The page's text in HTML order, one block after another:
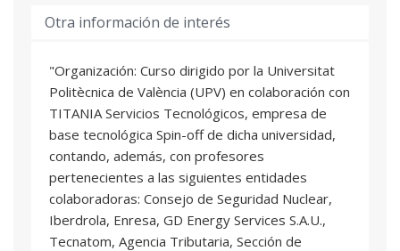
Alegria Montoro Pastor: Profesional del
04 DOSIMETRIA DE LAS RADIACIONES
1 ECTS
Juan Manuel Campayo Esteban: Profesional
del sector
Patricia Mayo Nogueira: Profesor/a Ayudante
Doctor/a
05 PROTECCION RADIOLOGICA GENERAL
Otra información de interés
"Organización: Curso dirigido por la Universitat
Politècnica de València (UPV) en colaboración con
TITANIA Servicios Tecnológicos, empresa de
base tecnológica Spin-off de dicha universidad,
contando, además, con profesores
pertenecientes a las siguientes entidades
colaboradoras: Consejo de Seguridad Nuclear,
Iberdrola, Enresa, GD Energy Services S.A.U.,
Tecnatom, Agencia Tributaria, Sección de